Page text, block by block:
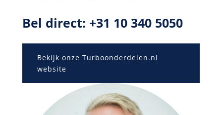
Bel direct: +31 10 340 5050
Bekijk onze Turboonderdelen.nl
website